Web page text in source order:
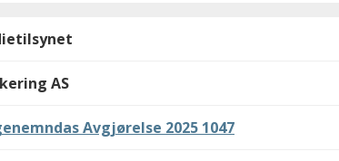
AS
Avgjørelse 2025 1047